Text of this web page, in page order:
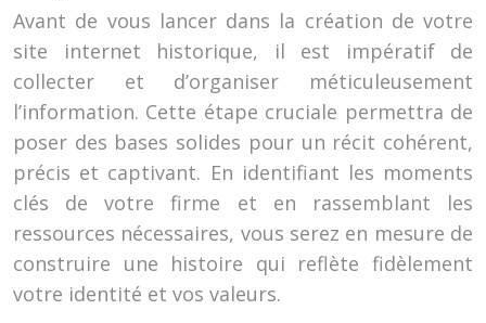
Avant de vous lancer dans la création de votre
site internet historique, il est impératif de
collecter et d’organiser méticuleusement
l’information. Cette étape cruciale permettra de
poser des bases solides pour un récit cohérent,
précis et captivant. En identifiant les moments
clés de votre firme et en rassemblant les
ressources nécessaires, vous serez en mesure de
construire une histoire qui reflète fidèlement
votre identité et vos valeurs.